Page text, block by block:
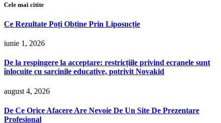
Cele mai citite
Ce Rezultate Poți Obține Prin Liposucție
iunie 1, 2026
De la respingere la acceptare: restricțiile privind ecranele sunt
înlocuite cu sarcinile educative, potrivit Novakid
august 4, 2026
De Ce Orice Afacere Are Nevoie De Un Site De Prezentare
Profesional